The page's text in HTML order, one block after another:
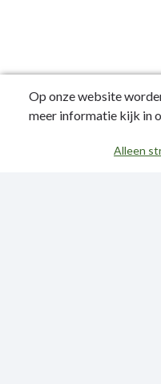
Op onze website
meer informatie kijk in
Alleen